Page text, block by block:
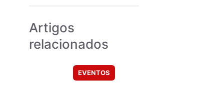
Artigos
relacionados
EVENTOS